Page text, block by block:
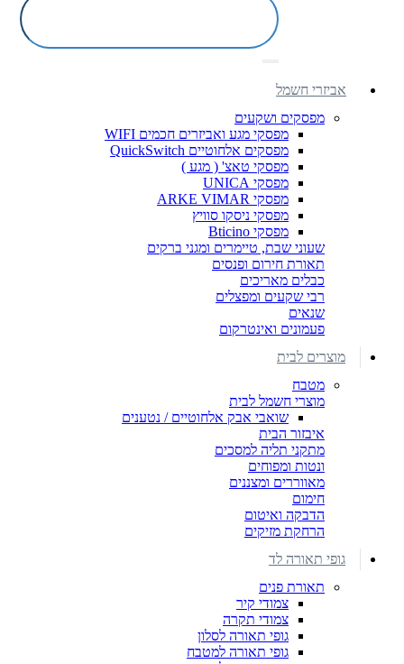
אביזרי חשמל
מפסקים ושקעים
מפסקי מגע ואביזרים חכמים WIFI
מפסקים אלחוטיים QuickSwitch
מפסקי טאצ' ( מגע )
מפסקי UNICA
מפסקי ARKE VIMAR
מפסקי ניסקו סוויץ
מפסקי Bticino
שעוני שבת, טיימרים ומגני ברקים
תאורת חירום ופנסים
כבלים מאריכים
רבי שקעים ומפצלים
שנאים
פעמונים ואינטרקום
מוצרים לבית
מטבח
מוצרי חשמל לבית
שואבי אבק אלחוטיים / נטענים
איבזור הבית
מתקני תליה למסכים
ונטות ומפוחים
מאווררים ומצננים
חימום
הדבקה ואיטום
הרחקת מזיקים
גופי תאורה לד
תאורת פנים
צמודי קיר
צמודי תקרה
גופי תאורה לסלון
גופי תאורה למטבח